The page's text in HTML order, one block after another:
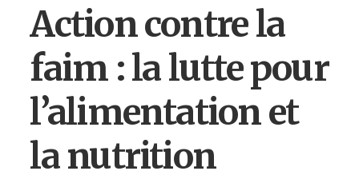
Action contre la
faim : la lutte pour
l’alimentation et
la nutrition